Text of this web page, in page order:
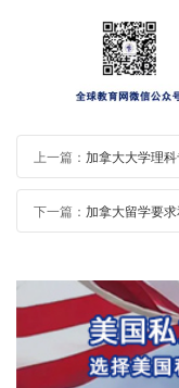
上一篇： 加拿大大学理
下一篇： 加拿大留学要